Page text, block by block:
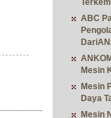
ABC
Mesin
Mesin
Daya
Mesin